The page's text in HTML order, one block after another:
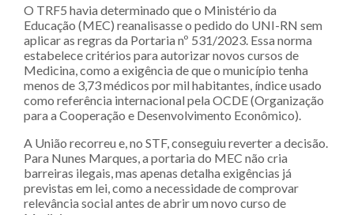
O TRF5 havia determinado que o Ministério da
Educação (MEC) reanalisasse o pedido do UNI-RN sem
aplicar as regras da Portaria nº 531/2023. Essa norma
estabelece critérios para autorizar novos cursos de
Medicina, como a exigência de que o município tenha
menos de 3,73 médicos por mil habitantes, índice usado
como referência internacional pela OCDE (Organização
para a Cooperação e Desenvolvimento Econômico).
A União recorreu e, no STF, conseguiu reverter a decisão.
Para Nunes Marques, a portaria do MEC não cria
barreiras ilegais, mas apenas detalha exigências já
previstas em lei, como a necessidade de comprovar
relevância social antes de abrir um novo curso de